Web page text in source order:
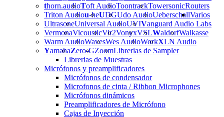
thorn.audioToft AudioToontrackTowersonic
Triton Audiou-heUDGUdo AudioUeberschall
UltrasoneUniversal AudioUVIVanguard Audio Labs
VermonaVicousticVir2VonyxVSLWaldorfWalkasse
Warm AudioWavesWes AudioWorkXLN Audio
YamahaZero-GZoom
Routers
Varios
Librerias de Sampler
Librerias de Muestras
Micrófonos y preamplificadores
Micrófonos de condensador
Microfonos de cinta / Ribbon Microphones
Micrófonos dinámicos
Preamplificadores de Micrófono
Cajas de Inyección